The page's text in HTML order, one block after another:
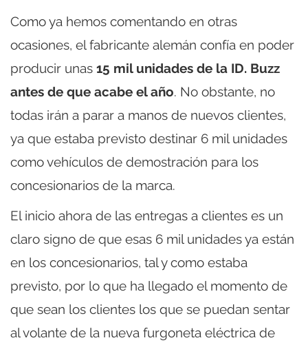
Como ya hemos comentando en otras
ocasiones, el fabricante alemán confía en poder
producir unas 15 mil unidades de la ID. Buzz
antes de que acabe el año. No obstante, no
todas irán a parar a manos de nuevos clientes,
ya que estaba previsto destinar 6 mil unidades
como vehículos de demostración para los
concesionarios de la marca.
El inicio ahora de las entregas a clientes es un
claro signo de que esas 6 mil unidades ya están
en los concesionarios, tal y como estaba
previsto, por lo que ha llegado el momento de
que sean los clientes los que se puedan sentar
al volante de la nueva furgoneta eléctrica de